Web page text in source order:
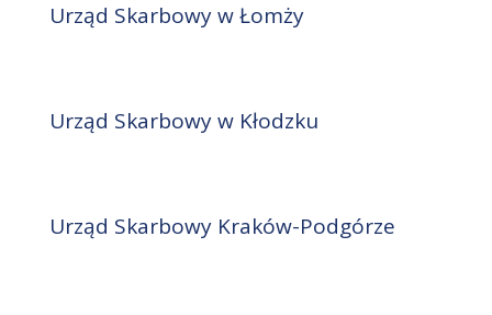
Urząd Skarbowy w Łomży
Urząd Skarbowy w Kłodzku
Urząd Skarbowy Kraków-Podgórze